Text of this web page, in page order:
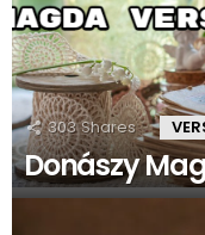
303 Shares
Donászy